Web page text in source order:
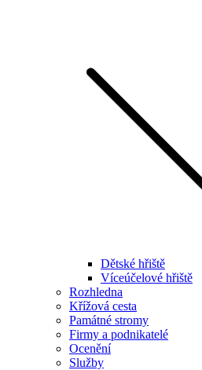
Dětské hřiště
Víceúčelové hřiště
Rozhledna
Křížová cesta
Památné stromy
Firmy a podnikatelé
Ocenění
Služby